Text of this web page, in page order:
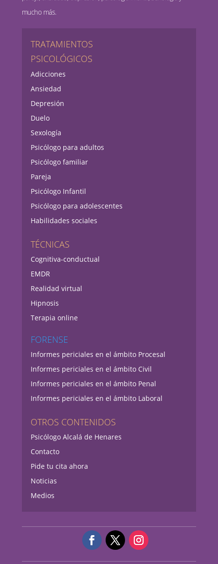
mucho más.
TRATAMIENTOS
PSICOLÓGICOS
Adicciones
Ansiedad
Depresión
Duelo
Sexología
Psicólogo para adultos
Psicólogo familiar
Pareja
Psicólogo Infantil
Psicólogo para adolescentes
Habilidades sociales
TÉCNICAS
Cognitiva-conductual
EMDR
Realidad virtual
Hipnosis
Terapia online
FORENSE
Informes periciales en el ámbito Procesal
Informes periciales en el ámbito Civil
Informes periciales en el ámbito Penal
Informes periciales en el ámbito Laboral
OTROS CONTENIDOS
Psicólogo Alcalá de Henares
Contacto
Pide tu cita ahora
Noticias
Medios